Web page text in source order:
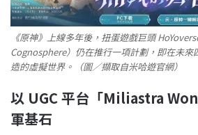
《原神》上線多年後，扭蛋遊戲巨頭
Cognosphere）仍在推行一項計劃，即在未來
造的虛擬世界。（圖／擷取自米哈遊官網）
以 UGC 平台「Miliastra
軍基石